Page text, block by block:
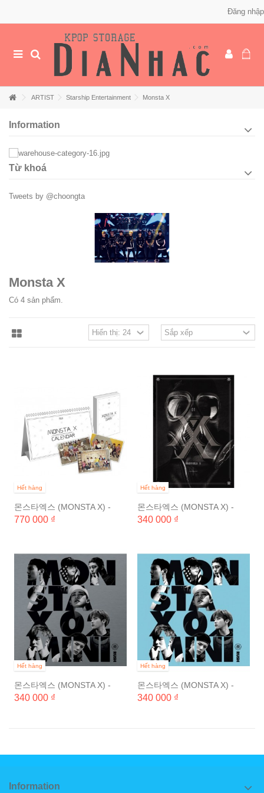
Đăng nhập
ARTIST Starship Entertainment Monsta X
Information
Từ khoá
Tweets by @choongta
Monsta X
Có 4 sản phẩm.
Hết hàng
몬스타엑스 (MONSTA X) -
2016 캘린더 [캘린더 + 다이어
770 000 ₫
Hết hàng
몬스타엑스 (MONSTA X) -
TRESPASS(1ST 미니앨범)[포
340 000 ₫
Hết hàng
몬스타엑스 (MONSTA X) -
RUSH (2ND 미니앨범) 오피셜
340 000 ₫
Hết hàng
몬스타엑스 (MONSTA X) -
RUSH (2ND 미니앨범)
340 000 ₫
Information